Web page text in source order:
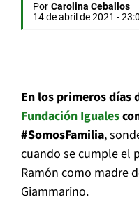
Por Carolina Ceballos
14 de abril de 2021 -
En los primeros días
Fundación Iguales
#SomosFamilia,
cuando se cumple el
Ramón como madre
Giammarino.